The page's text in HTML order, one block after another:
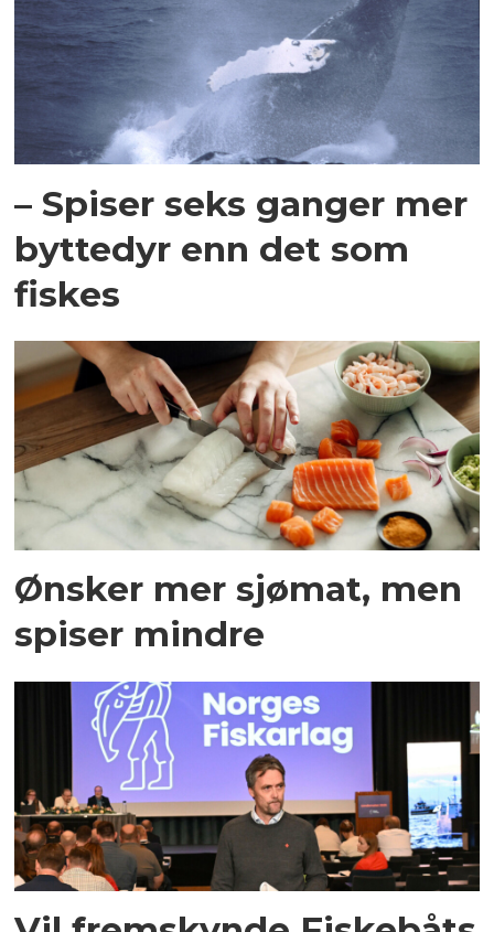
– Spiser seks ganger mer
byttedyr enn det som
fiskes
Ønsker mer sjømat, men
spiser mindre